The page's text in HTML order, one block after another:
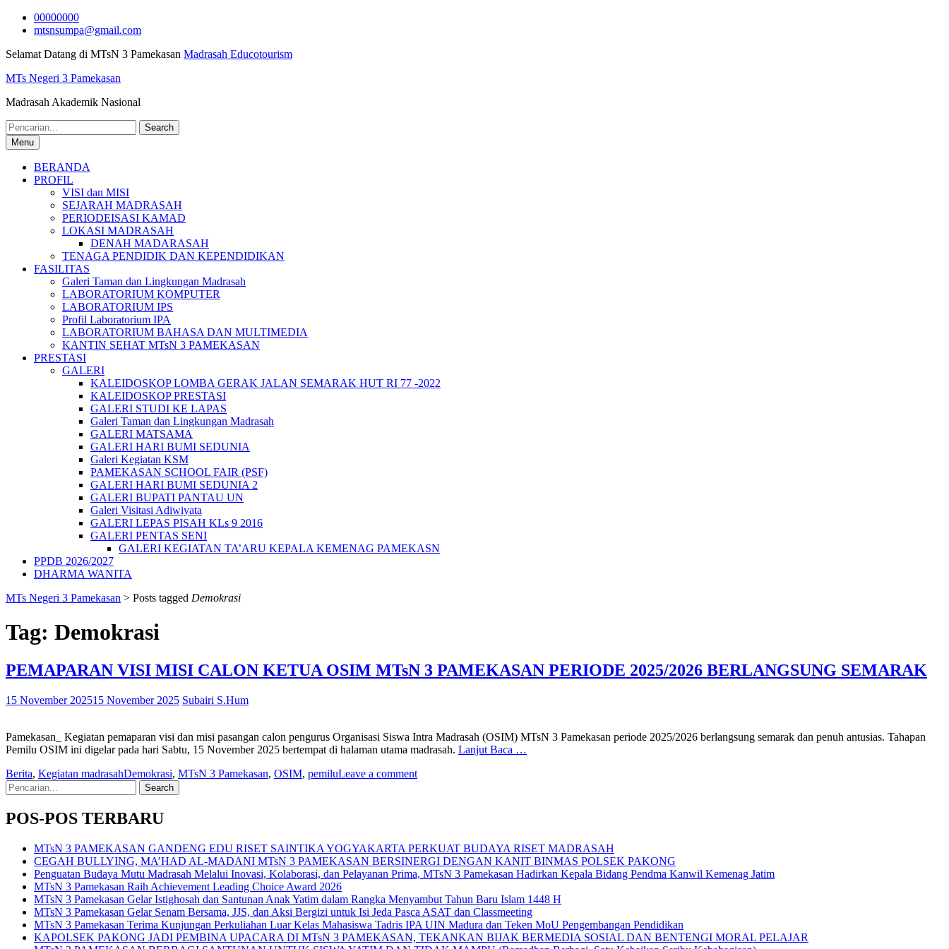
Skip
00000000
mtsnsumpa@gmail.com
Selamat Datang di MTsN 3 Pamekasan Madrasah Educotourism
MTs Negeri 3 Pamekasan
Madrasah Akademik Nasional
Search
for:Menu
BERANDA
PROFIL
VISI dan MISI
SEJARAH MADRASAH
PERIODEISASI KAMAD
LOKASI MADRASAH
DENAH MADARASAH
TENAGA PENDIDIK DAN KEPENDIDIKAN
FASILITAS
Galeri Taman dan Lingkungan Madrasah
LABORATORIUM KOMPUTER
LABORATORIUM IPS
Profil Laboratorium IPA
LABORATORIUM BAHASA DAN MULTIMEDIA
KANTIN SEHAT MTsN 3 PAMEKASAN
PRESTASI
GALERI
KALEIDOSKOP LOMBA GERAK JALAN SEMARAK HUT RI 77 -2022
KALEIDOSKOP PRESTASI
GALERI STUDI KE LAPAS
Galeri Taman dan Lingkungan Madrasah
GALERI MATSAMA
GALERI HARI BUMI SEDUNIA
Galeri Kegiatan KSM
PAMEKASAN SCHOOL FAIR (PSF)
GALERI HARI BUMI SEDUNIA 2
GALERI BUPATI PANTAU UN
Galeri Visitasi Adiwiyata
GALERI LEPAS PISAH KLs 9 2016
GALERI PENTAS SENI
GALERI KEGIATAN TA’ARU KEPALA KEMENAG PAMEKASN
PPDB 2026/2027
DHARMA WANITA
MTs Negeri 3 Pamekasan > Posts tagged Demokrasi
Tag: Demokrasi
PEMAPARAN VISI MISI CALON KETUA OSIM MTsN 3 PAMEKASAN PERIODE 2025/2026 BERLANGSUNG SEMARAK
15 November 202515 November 2025 Subairi S.Hum
Pamekasan_ Kegiatan pemaparan visi dan misi pasangan calon pengurus Organisasi Siswa Intra Madrasah (OSIM) MTsN 3 Pamekasan periode 2025/2026 berlangsung semarak dan penuh antusias. Tahapan
Pemilu OSIM ini digelar pada hari Sabtu, 15 November 2025 bertempat di halaman utama madrasah. Lanjut Baca …
Berita, Kegiatan madrasahDemokrasi, MTsN 3 Pamekasan, OSIM, pemiluLeave a comment
Search
for:
POS-POS TERBARU
MTsN 3 PAMEKASAN GANDENG EDU RISET SAINTIKA YOGYAKARTA PERKUAT BUDAYA RISET MADRASAH
CEGAH BULLYING, MA’HAD AL-MADANI MTsN 3 PAMEKASAN BERSINERGI DENGAN KANIT BINMAS POLSEK PAKONG
Penguatan Budaya Mutu Madrasah Melalui Inovasi, Kolaborasi, dan Pelayanan Prima, MTsN 3 Pamekasan Hadirkan Kepala Bidang Pendma Kanwil Kemenag Jatim
MTsN 3 Pamekasan Raih Achievement Leading Choice Award 2026
MTsN 3 Pamekasan Gelar Istighosah dan Santunan Anak Yatim dalam Rangka Menyambut Tahun Baru Islam 1448 H
MTsN 3 Pamekasan Gelar Senam Bersama, JJS, dan Aksi Bergizi untuk Isi Jeda Pasca ASAT dan Classmeeting
MTsN 3 Pamekasan Terima Kunjungan Perkuliahan Luar Kelas Mahasiswa Tadris IPA UIN Madura dan Teken MoU Pengembangan Pendidikan
KAPOLSEK PAKONG JADI PEMBINA UPACARA DI MTsN 3 PAMEKASAN, TEKANKAN BIJAK BERMEDIA SOSIAL DAN BENTENGI MORAL PELAJAR